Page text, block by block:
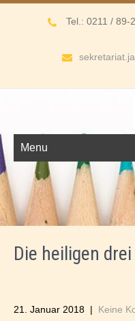
Tel.: 0211 / 89-
Menu
Die heiligen
21. Januar 2018 | Keine